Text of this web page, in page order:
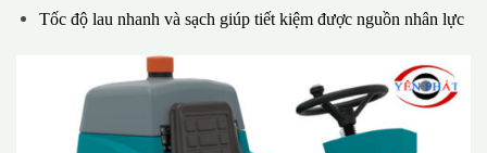
Tốc độ lau nhanh và sạch giúp tiết kiệm được nguồn nhân lực